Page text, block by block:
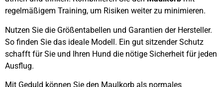
regelmäßigem Training, um Risiken weiter zu minimieren.
Nutzen Sie die Größentabellen und Garantien der Hersteller.
So finden Sie das ideale Modell. Ein gut sitzender Schutz
schafft für Sie und Ihren Hund die nötige Sicherheit für jeden
Ausflug.
Mit Geduld können Sie den Maulkorb als normales